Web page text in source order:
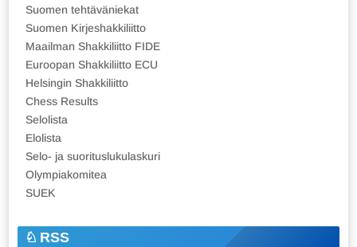
Suomen tehtäväniekat
Suomen Kirjeshakkiliitto
Maailman Shakkiliitto FIDE
Euroopan Shakkiliitto ECU
Helsingin Shakkiliitto
Chess Results
Selolista
Elolista
Selo- ja suorituslukulaskuri
Olympiakomitea
SUEK
RSS